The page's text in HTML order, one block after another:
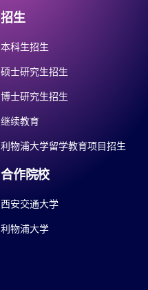
招生
本科生招生
硕士研究生招生
博士研究生招生
继续教育
利物浦大学留学教育项目招生
合作院校
西安交通大学
利物浦大学